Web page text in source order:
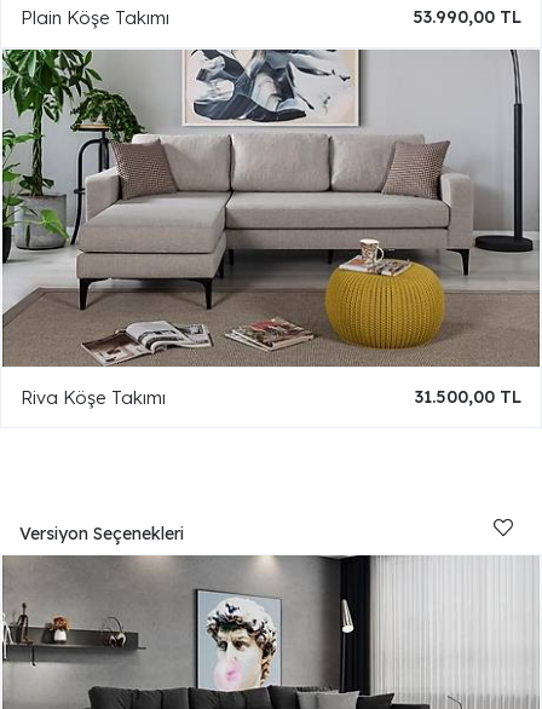
Plain Köşe Takımı 53.990,00 TL
Riva Köşe Takımı 31.500,00 TL
Versiyon Seçenekleri